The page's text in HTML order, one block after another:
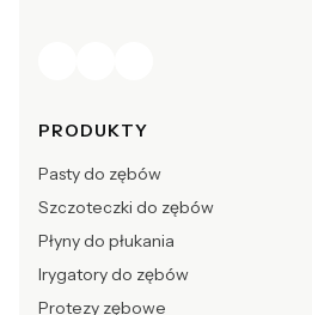
Linki w stopce
PRODUKTY
Pasty do zębów
Szczoteczki do zębów
Płyny do płukania
Irygatory do zębów
Protezy zębowe